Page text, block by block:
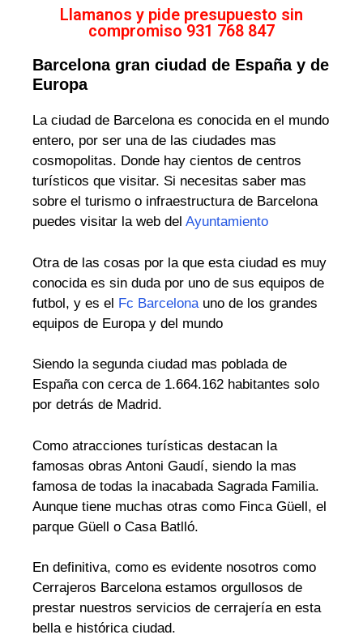
Llamanos y pide presupuesto sin
compromiso 931 768 847
Barcelona gran ciudad de España y de
Europa
La ciudad de Barcelona es conocida en el mundo
entero, por ser una de las ciudades mas
cosmopolitas. Donde hay cientos de centros
turísticos que visitar. Si necesitas saber mas
sobre el turismo o infraestructura de Barcelona
puedes visitar la web del Ayuntamiento
Otra de las cosas por la que esta ciudad es muy
conocida es sin duda por uno de sus equipos de
futbol, y es el Fc Barcelonauno de los grandes
equipos de Europa y del mundo
Siendo la segunda ciudad mas poblada de
España con cerca de 1.664.162 habitantes solo
por detrás de Madrid.
Como atracciones turísticas destacan la
famosas obras Antoni Gaudí, siendo la mas
famosa de todas la inacabada Sagrada Familia.
Aunque tiene muchas otras como Finca Güell, el
parque Güell o Casa Batlló.
En definitiva, como es evidente nosotros como
Cerrajeros Barcelona estamos orgullosos de
prestar nuestros servicios de cerrajería en esta
bella e histórica ciudad.